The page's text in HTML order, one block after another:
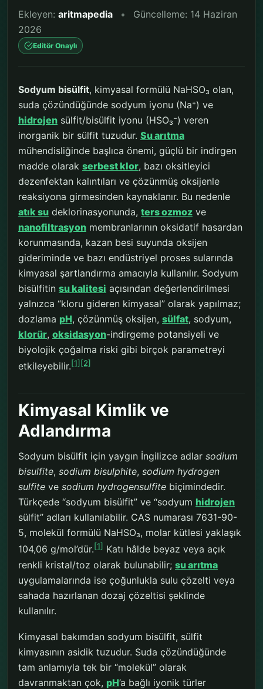
Ekleyen: aritmapedia •
Güncelleme: 14 Haziran
2026
Editör Onaylı
Sodyum bisülfit, kimyasal formülü NaHSO₃ olan,
suda çözündüğünde sodyum iyonu (Na⁺) ve
hidrojen sülfit/bisülfit iyonu (HSO₃⁻) veren
inorganik bir sülfit tuzudur. Su arıtma
mühendisliğinde başlıca önemi, güçlü bir indirgen
madde olarak serbest klor, bazı oksitleyici
dezenfektan kalıntıları ve çözünmüş oksijenle
reaksiyona girmesinden kaynaklanır. Bu nedenle
atık su deklorinasyonunda, ters ozmoz ve
nanofiltrasyon membranlarının oksidatif hasardan
korunmasında, kazan besi suyunda oksijen
gideriminde ve bazı endüstriyel proses sularında
kimyasal şartlandırma amacıyla kullanılır. Sodyum
bisülfitin su kalitesi açısından değerlendirilmesi
yalnızca “kloru gideren kimyasal” olarak yapılmaz;
dozlama pH, çözünmüş oksijen, sülfat, sodyum,
klorür, oksidasyon-indirgeme potansiyeli ve
biyolojik çoğalma riski gibi birçok parametreyi
etkileyebilir.[1] [2]
Kimyasal Kimlik ve
Adlandırma
Sodyum bisülfit için yaygın İngilizce adlar sodium
bisulfite, sodium bisulphite, sodium hydrogen
sulfite ve sodium hydrogensulfite biçimindedir.
Türkçede “sodyum bisülfit” ve “sodyum hidrojen
sülfit” adları kullanılabilir. CAS numarası 7631-90-
5, molekül formülü NaHSO₃, molar kütlesi yaklaşık
104,06 g/mol’dür.[1] Katı hâlde beyaz veya açık
renkli kristal/toz olarak bulunabilir; su arıtma
uygulamalarında ise çoğunlukla sulu çözelti veya
sahada hazırlanan dozaj çözeltisi şeklinde
kullanılır.
Kimyasal bakımdan sodyum bisülfit, sülfit
kimyasının asidik tuzudur. Suda çözündüğünde
tam anlamıyla tek bir “molekül” olarak
davranmaktan çok, pH’a bağlı iyonik türler